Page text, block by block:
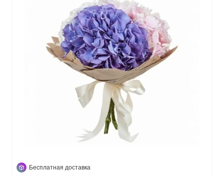
Бесплатная доставка